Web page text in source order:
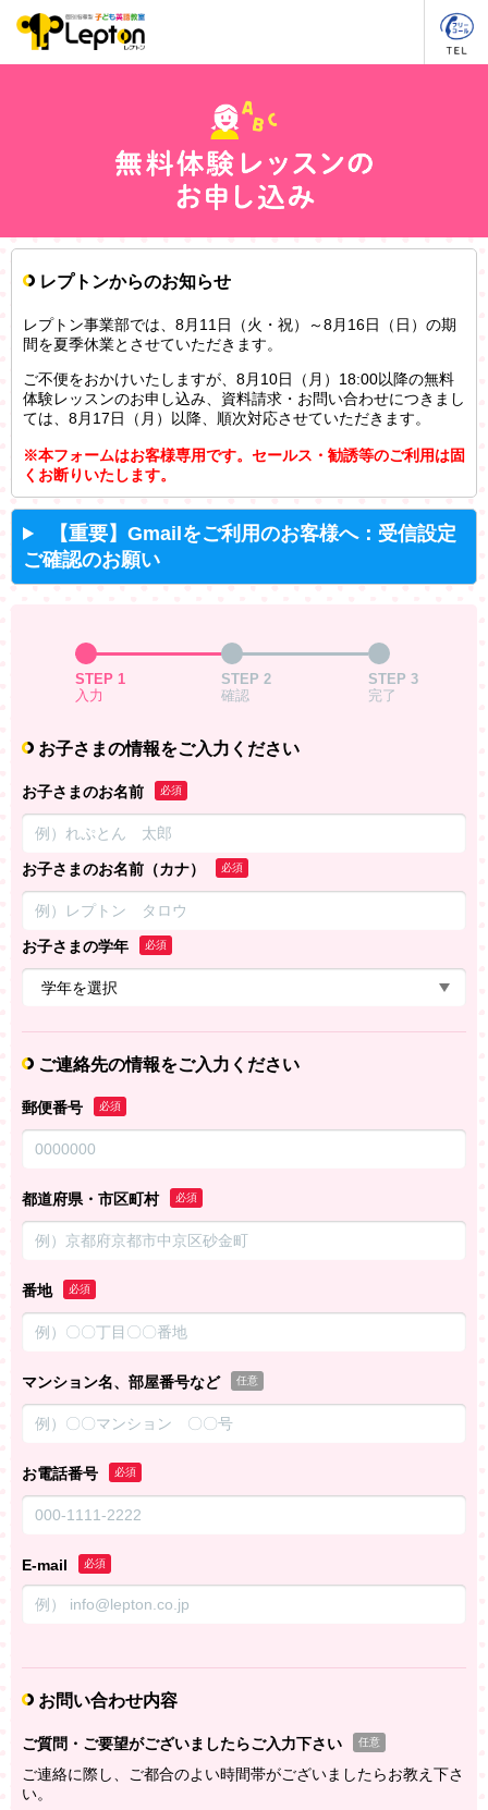
レプトンからのお知らせ
レプトン事業部では、8月11日（火・祝）～8月16日（日）の期
間を夏季休業とさせていただきます。
ご不便をおかけいたしますが、8月10日（月）18:00以降の無料
体験レッスンのお申し込み、資料請求・お問い合わせにつきまし
ては、8月17日（月）以降、順次対応させていただきます。
※本フォームはお客様専用です。セールス・勧誘等のご利用は固
くお断りいたします。
【重要】Gmailをご利用のお客様へ：受信設定
ご確認のお願い
STEP 1
入力
STEP 2
確認
STEP 3
完了
お子さまの情報をご入力ください
お子さまのお名前 必須
お子さまのお名前（カナ） 必須
お子さまの学年 必須
ご連絡先の情報をご入力ください
郵便番号 必須
都道府県・市区町村 必須
番地 必須
マンション名、部屋番号など 任意
お電話番号 必須
E-mail 必須
お問い合わせ内容
ご質問・ご要望がございましたらご入力下さい 任意
ご連絡に際し、ご都合のよい時間帯がございましたらお教え下さ
い。